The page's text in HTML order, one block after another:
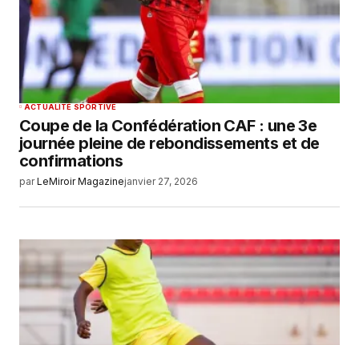
ACTUALITÉ SPORTIVE
Coupe de la Confédération CAF : une 3e
journée pleine de rebondissements et de
confirmations
par LeMiroir Magazinejanvier 27, 2026